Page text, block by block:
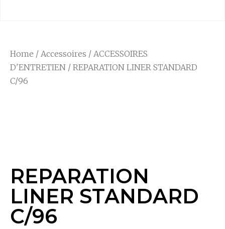
Home / Accessoires / ACCESSOIRES
D'ENTRETIEN / REPARATION LINER STANDARD
C/96
REPARATION
LINER STANDARD
C/96